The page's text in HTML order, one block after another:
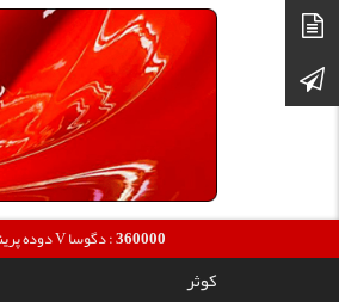
دیتاشیت
کانال تلگرام
دوده پرینتکس V دگوسا :360000
کوثر